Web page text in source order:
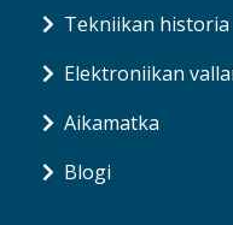
Tekniikan historia
Elektroniikan
Aikamatka
Blogi